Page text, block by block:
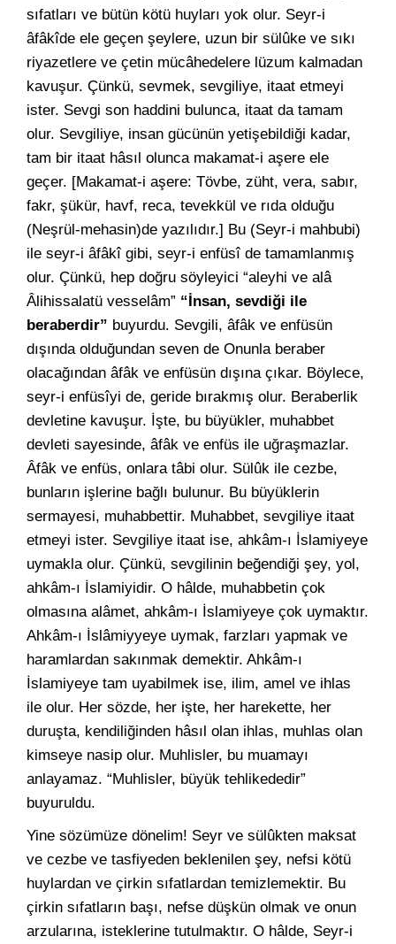
sıfatları ve bütün kötü huyları yok olur. Seyr-i
âfâkîde ele geçen şeylere, uzun bir sülûke ve sıkı
riyazetlere ve çetin mücâhedelere lüzum kalmadan
kavuşur. Çünkü, sevmek, sevgiliye, itaat etmeyi
ister. Sevgi son haddini bulunca, itaat da tamam
olur. Sevgiliye, insan gücünün yetişebildiği kadar,
tam bir itaat hâsıl olunca makamat-i aşere ele
geçer. [Makamat-i aşere: Tövbe, züht, vera, sabır,
fakr, şükür, havf, reca, tevekkül ve rıda olduğu
(Neşrül-mehasin)de yazılıdır.] Bu (Seyr-i mahbubi)
ile seyr-i âfâkî gibi, seyr-i enfüsî de tamamlanmış
olur. Çünkü, hep doğru söyleyici “aleyhi ve alâ
Âlihissalatü vesselâm” “İnsan, sevdiği ile
beraberdir” buyurdu. Sevgili, âfâk ve enfüsün
dışında olduğundan seven de Onunla beraber
olacağından âfâk ve enfüsün dışına çıkar. Böylece,
seyr-i enfüsîyi de, geride bırakmış olur. Beraberlik
devletine kavuşur. İşte, bu büyükler, muhabbet
devleti sayesinde, âfâk ve enfüs ile uğraşmazlar.
Âfâk ve enfüs, onlara tâbi olur. Sülûk ile cezbe,
bunların işlerine bağlı bulunur. Bu büyüklerin
sermayesi, muhabbettir. Muhabbet, sevgiliye itaat
etmeyi ister. Sevgiliye itaat ise, ahkâm-ı İslamiyeye
uymakla olur. Çünkü, sevgilinin beğendiği şey, yol,
ahkâm-ı İslamiyidir. O hâlde, muhabbetin çok
olmasına alâmet, ahkâm-ı İslamiyeye çok uymaktır.
Ahkâm-ı İslâmiyyeye uymak, farzları yapmak ve
haramlardan sakınmak demektir. Ahkâm-ı
İslamiyeye tam uyabilmek ise, ilim, amel ve ihlas
ile olur. Her sözde, her işte, her harekette, her
duruşta, kendiliğinden hâsıl olan ihlas, muhlas olan
kimseye nasip olur. Muhlisler, bu muamayı
anlayamaz. “Muhlisler, büyük tehlikededir”
buyuruldu.
Yine sözümüze dönelim! Seyr ve sülûkten maksat
ve cezbe ve tasfiyeden beklenilen şey, nefsi kötü
huylardan ve çirkin sıfatlardan temizlemektir. Bu
çirkin sıfatların başı, nefse düşkün olmak ve onun
arzularına, isteklerine tutulmaktır. O hâlde, Seyr-i